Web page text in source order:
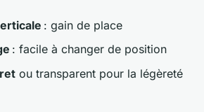
: gain de place
: facile à changer de position
ou transparent pour la légèreté